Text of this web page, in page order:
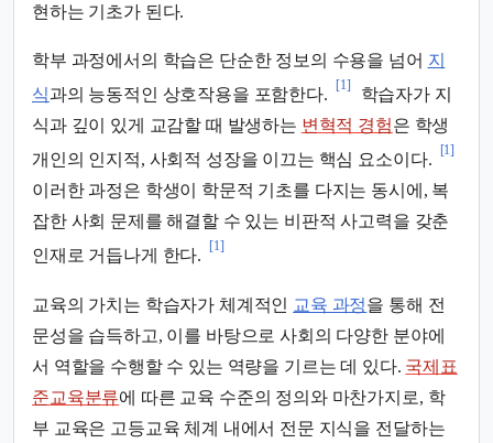
현하는 기초가 된다.
학부 과정에서의 학습은 단순한 정보의 수용을 넘어 지
식과의 능동적인 상호작용을 포함한다.
[1]
학습자가 지
식과 깊이 있게 교감할 때 발생하는 변혁적 경험은 학생
개인의 인지적, 사회적 성장을 이끄는 핵심 요소이다.
[1]
이러한 과정은 학생이 학문적 기초를 다지는 동시에, 복
잡한 사회 문제를 해결할 수 있는 비판적 사고력을 갖춘
인재로 거듭나게 한다.
[1]
교육의 가치는 학습자가 체계적인 교육 과정을 통해 전
문성을 습득하고, 이를 바탕으로 사회의 다양한 분야에
서 역할을 수행할 수 있는 역량을 기르는 데 있다. 국제표
준교육분류에 따른 교육 수준의 정의와 마찬가지로, 학
부 교육은 고등교육 체계 내에서 전문 지식을 전달하는